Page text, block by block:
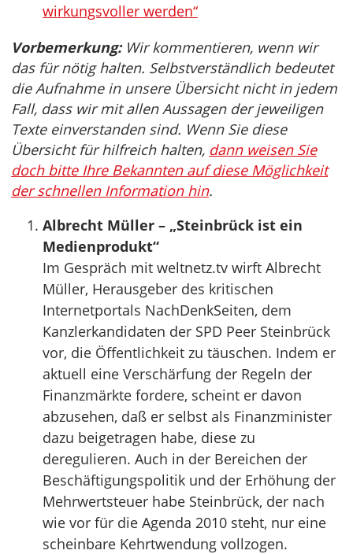
wirkungsvoller werden“
Vorbemerkung:Wir kommentieren, wenn wir
das für nötig halten. Selbstverständlich bedeutet
die Aufnahme in unsere Übersicht nicht in jedem
Fall, dass wir mit allen Aussagen der jeweiligen
Texte einverstanden sind. Wenn Sie diese
Übersicht für hilfreich halten, dann weisen Sie
doch bitte Ihre Bekannten auf diese Möglichkeit
der schnellen Information hin.
Albrecht Müller – „Steinbrück ist ein
Medienprodukt“
Im Gespräch mit weltnetz.tv wirft Albrecht
Müller, Herausgeber des kritischen
Internetportals NachDenkSeiten, dem
Kanzlerkandidaten der SPD Peer Steinbrück
vor, die Öffentlichkeit zu täuschen. Indem er
aktuell eine Verschärfung der Regeln der
Finanzmärkte fordere, scheint er davon
abzusehen, daß er selbst als Finanzminister
dazu beigetragen habe, diese zu
deregulieren. Auch in der Bereichen der
Beschäftigungspolitik und der Erhöhung der
Mehrwertsteuer habe Steinbrück, der nach
wie vor für die Agenda 2010 steht, nur eine
scheinbare Kehrtwendung vollzogen.